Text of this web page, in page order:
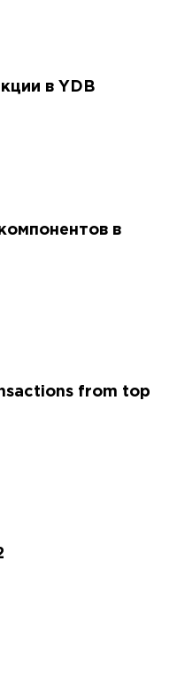
в YDB
в
from top